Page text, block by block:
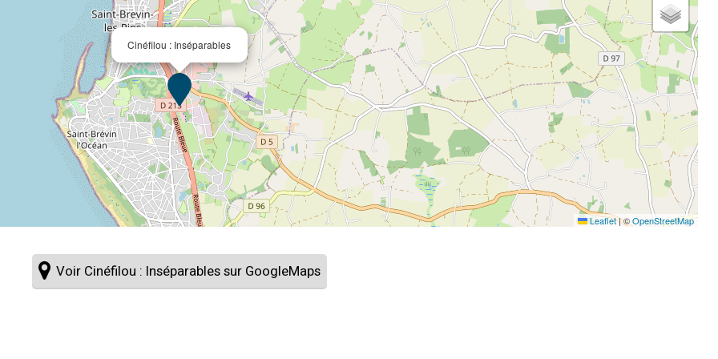
Cinéfilou : Inséparables
Leaflet|©OpenStreetMap
Voir Cinéfilou : Inséparables sur GoogleMaps